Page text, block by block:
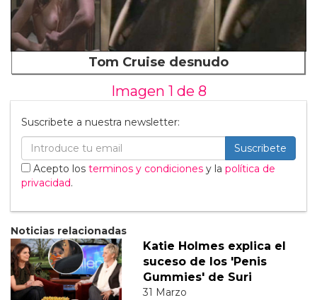
Tom Cruise desnudo
Imagen 1 de 8
Suscribete a nuestra newsletter:
Suscribete
Acepto los terminos y condiciones y la política de
privacidad.
Noticias relacionadas
Katie Holmes explica el
suceso de los 'Penis
Gummies' de Suri
31 Marzo